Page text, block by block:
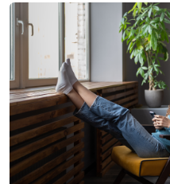
Diâmetro
Densidade do
assento
Revestimento
Composição do
tecido